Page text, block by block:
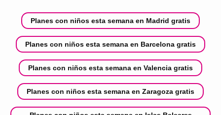
Planes con niños esta semana en Madrid gratis
Planes con niños esta semana en Barcelona gratis
Planes con niños esta semana en Valencia gratis
Planes con niños esta semana en Zaragoza gratis